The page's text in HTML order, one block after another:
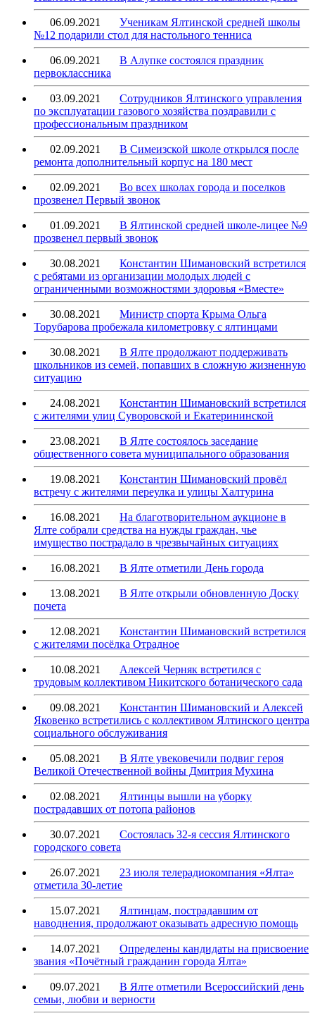
06.09.2021
Ученикам Ялтинской средней школы
№12 подарили стол для настольного тенниса
06.09.2021
В Алупке состоялся праздник
первоклассника
03.09.2021
Сотрудников Ялтинского управления
по эксплуатации газового хозяйства поздравили с
профессиональным праздником
02.09.2021
В Симеизской школе открылся после
ремонта дополнительный корпус на 180 мест
02.09.2021
Во всех школах города и поселков
прозвенел Первый звонок
01.09.2021
В Ялтинской средней школе-лицее №9
прозвенел первый звонок
30.08.2021
Константин Шимановский встретился
с ребятами из организации молодых людей с
ограниченными возможностями здоровья «Вместе»
30.08.2021
Министр спорта Крыма Ольга
Торубарова пробежала километровку с ялтинцами
30.08.2021
В Ялте продолжают поддерживать
школьников из семей, попавших в сложную жизненную
ситуацию
24.08.2021
Константин Шимановский встретился
с жителями улиц Суворовской и Екатерининской
23.08.2021
В Ялте состоялось заседание
общественного совета муниципального образования
19.08.2021
Константин Шимановский провёл
встречу с жителями переулка и улицы Халтурина
16.08.2021
На благотворительном аукционе в
Ялте собрали средства на нужды граждан, чье
имущество пострадало в чрезвычайных ситуациях
16.08.2021 В Ялте отметили День города
13.08.2021
В Ялте открыли обновленную Доску
почета
12.08.2021
Константин Шимановский встретился
с жителями посёлка Отрадное
10.08.2021
Алексей Черняк встретился с
трудовым коллективом Никитского ботанического сада
09.08.2021
Константин Шимановский и Алексей
Яковенко встретились с коллективом Ялтинского центра
социального обслуживания
05.08.2021
В Ялте увековечили подвиг героя
Великой Отечественной войны Дмитрия Мухина
02.08.2021
Ялтинцы вышли на уборку
пострадавших от потопа районов
30.07.2021
Состоялась 32-я сессия Ялтинского
городского совета
26.07.2021
23 июля телерадиокомпания «Ялта»
отметила 30-летие
15.07.2021
Ялтинцам, пострадавшим от
наводнения, продолжают оказывать адресную помощь
14.07.2021
Определены кандидаты на присвоение
звания «Почётный гражданин города Ялта»
09.07.2021
В Ялте отметили Всероссийский день
семьи, любви и верности